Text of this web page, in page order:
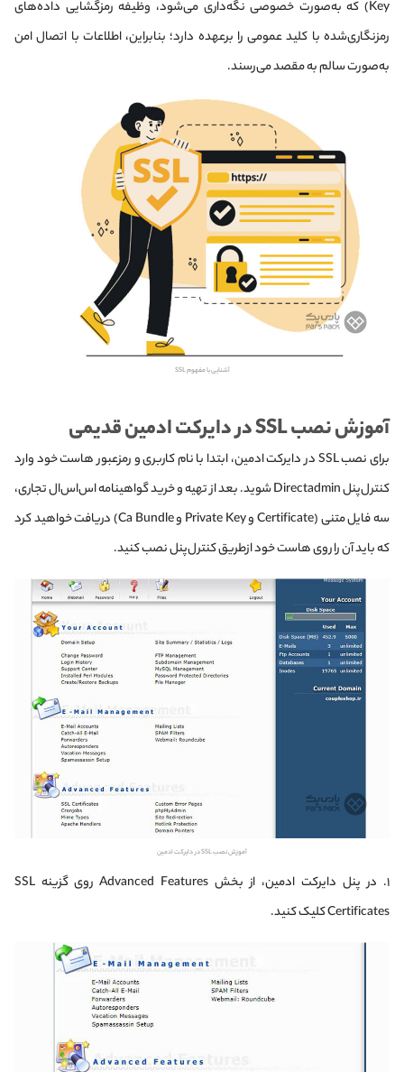
Key) که به‌صورت خصوصی نگه‌داری می‌شود، وظیفه رمزگشایی داده‌های
رمزنگاری‌شده با کلید عمومی را برعهده دارد؛ بنابراین، اطلاعات با اتصال امن
به‌صورت سالم به مقصد می‌رسند.
آشنایی با مفهوم SSL
آموزش نصب SSL در دایرکت ادمین قدیمی
برای نصب SSL در دایرکت ادمین، ابتدا با نام کاربری و رمز‌عبور هاست خود وارد
کنترل‌پنل Directadmin شوید. بعد از تهیه و خرید گواهینامه اس‌اس‌ال تجاری،
سه فایل متنی (Certificate و Private Key و Ca Bundle) دریافت خواهید کرد
که باید آن را روی هاست خود ازطریق کنترل‌پنل نصب کنید.
آموزش نصب SSL در دایرکت ادمین
۱. در پنل دایرکت ادمین، از بخش Advanced Features روی گزینه SSL
Certificates کلیک کنید.